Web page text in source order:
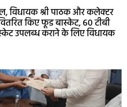
विधायक श्री पाठक और कलेक्टर
वितरित किए फूड बास्केट, 60 टीबी
उपलब्ध कराने के लिए विधायक